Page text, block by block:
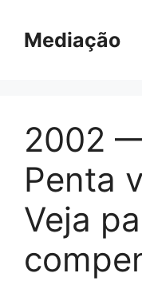
paraMediação
2002
Penta
Veja